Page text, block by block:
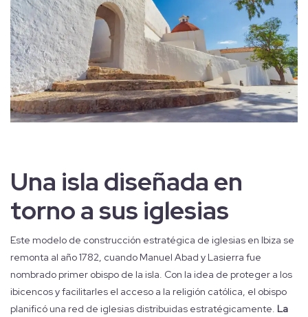
Una isla diseñada en
torno a sus iglesias
Este modelo de construcción estratégica de iglesias en Ibiza se
remonta al año 1782, cuando Manuel Abad y Lasierra fue
nombrado primer obispo de la isla. Con la idea de proteger a los
ibicencos y facilitarles el acceso a la religión católica, el obispo
planificó una red de iglesias distribuidas estratégicamente. La